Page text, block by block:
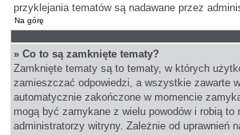
przyklejania tematów są nadawane przez
Na górę
» Co to są zamknięte tematy?
Zamknięte tematy są to tematy, w których
zamieszczać odpowiedzi, a wszystkie zawarte
automatycznie zakończone w momencie
mogą być zamykane z wielu powodów i robią to
administratorzy witryny. Zależnie od uprawnień